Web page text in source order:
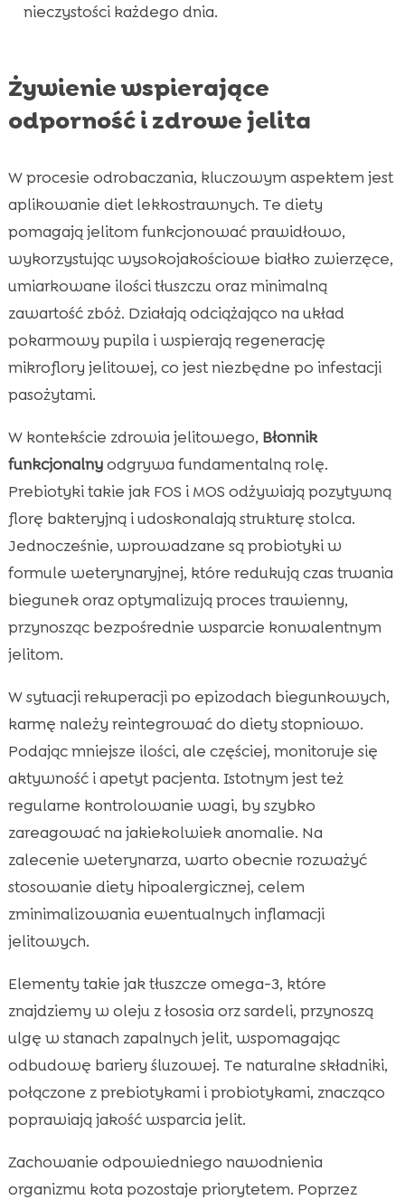
nieczystości każdego dnia.
Żywienie wspierające
odporność i zdrowe jelita
W procesie odrobaczania, kluczowym aspektem jest
aplikowanie diet lekkostrawnych. Te diety
pomagają jelitom funkcjonować prawidłowo,
wykorzystując wysokojakościowe białko zwierzęce,
umiarkowane ilości tłuszczu oraz minimalną
zawartość zbóż. Działają odciążająco na układ
pokarmowy pupila i wspierają regenerację
mikroflory jelitowej, co jest niezbędne po infestacji
pasożytami.
W kontekście zdrowia jelitowego, Błonnik
funkcjonalnyodgrywa fundamentalną rolę.
Prebiotyki takie jak FOS i MOS odżywiają pozytywną
florę bakteryjną i udoskonalają strukturę stolca.
Jednocześnie, wprowadzane są probiotyki w
formule weterynaryjnej, które redukują czas trwania
biegunek oraz optymalizują proces trawienny,
przynosząc bezpośrednie wsparcie konwalentnym
jelitom.
W sytuacji rekuperacji po epizodach biegunkowych,
karmę należy reintegrować do diety stopniowo.
Podając mniejsze ilości, ale częściej, monitoruje się
aktywność i apetyt pacjenta. Istotnym jest też
regularne kontrolowanie wagi, by szybko
zareagować na jakiekolwiek anomalie. Na
zalecenie weterynarza, warto obecnie rozważyć
stosowanie diety hipoalergicznej, celem
zminimalizowania ewentualnych inflamacji
jelitowych.
Elementy takie jak tłuszcze omega-3, które
znajdziemy w oleju z łososia orz sardeli, przynoszą
ulgę w stanach zapalnych jelit, wspomagając
odbudowę bariery śluzowej. Te naturalne składniki,
połączone z prebiotykami i probiotykami, znacząco
poprawiają jakość wsparcia jelit.
Zachowanie odpowiedniego nawodnienia
organizmu kota pozostaje priorytetem. Poprzez